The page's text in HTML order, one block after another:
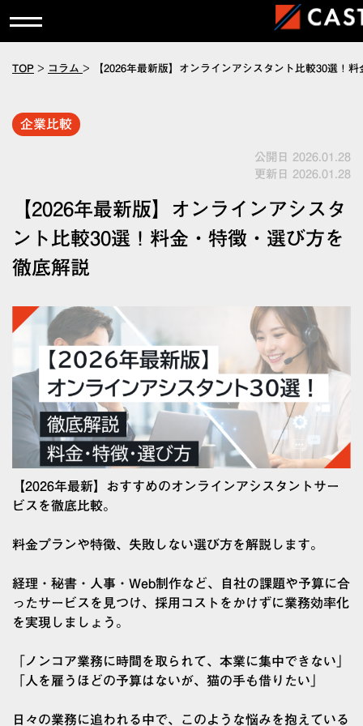
TOP > コラム > 【2026年最新版】オンラインアシスタント比較30選！
企業比較
公開日 2026.01.28
更新日 2026.01.28
【2026年最新版】オンラインアシスタ
ント比較30選！料金・特徴・選び方を
徹底解説
【2026年最新】おすすめのオンラインアシスタントサー
ビスを徹底比較。
料金プランや特徴、失敗しない選び方を解説します。
経理・秘書・人事・Web制作など、自社の課題や予算に合
ったサービスを見つけ、採用コストをかけずに業務効率化
を実現しましょう。
「ノンコア業務に時間を取られて、本業に集中できない」
「人を雇うほどの予算はないが、猫の手も借りたい」
日々の業務に追われる中で、このような悩みを抱えている